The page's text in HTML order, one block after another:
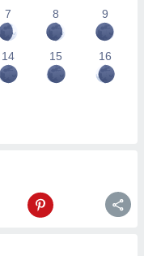
7 8 9
14 15 16